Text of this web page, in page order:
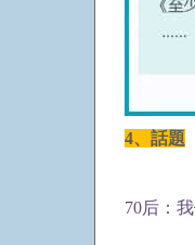
4、話題
70后：